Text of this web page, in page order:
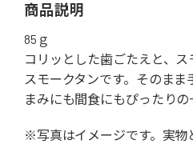
商品説明
85ｇ
コリッとした歯ごたえと、
スモークタンです。そのま
まみにも間食にもぴったりの
※写真はイメージです。実物